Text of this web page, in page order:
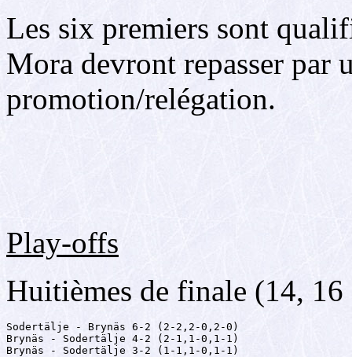
Les six premiers sont
Mora devront repasser par
promotion/relégation.
Play-offs
Huitièmes de finale (14, 16
Sodertälje - Brynäs 6-2 (2-2,2-0,2-0)
Brynäs - Sodertälje 4-2 (2-1,1-0,1-1)
Brynäs - Sodertälje 3-2 (1-1,1-0,1-1)